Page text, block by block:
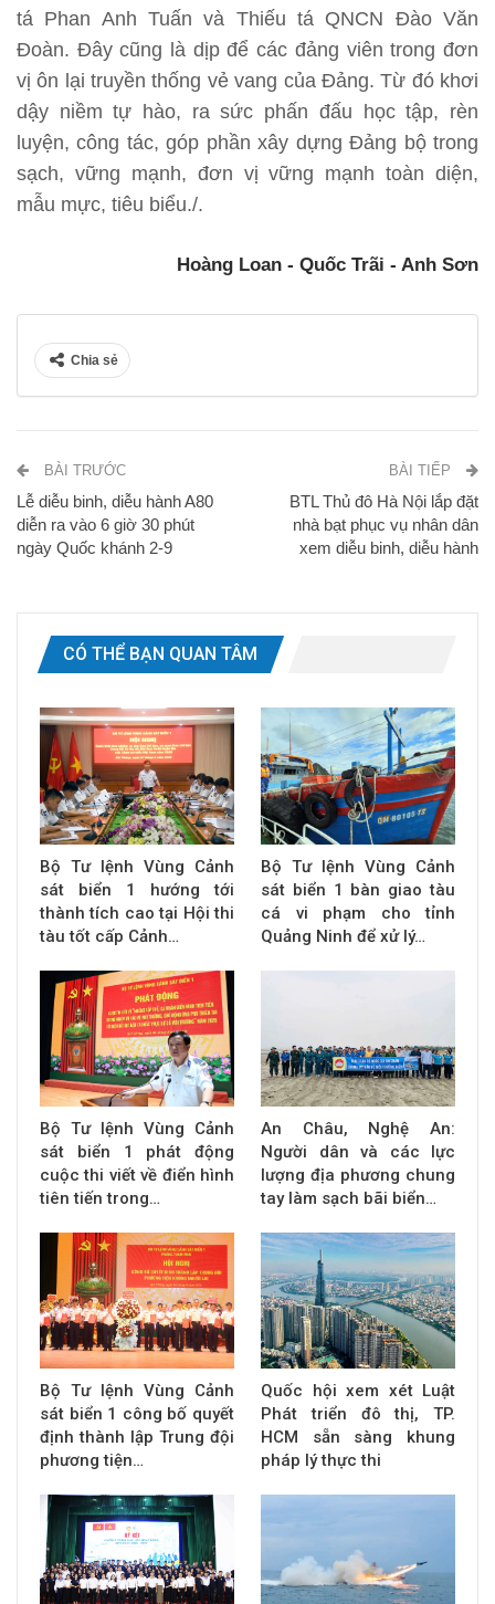
tá Phan Anh Tuấn và Thiếu tá QNCN Đào Văn
Đoàn. Đây cũng là dịp để các đảng viên trong đơn
vị ôn lại truyền thống vẻ vang của Đảng. Từ đó khơi
dậy niềm tự hào, ra sức phấn đấu học tập, rèn
luyện, công tác, góp phần xây dựng Đảng bộ trong
sạch, vững mạnh, đơn vị vững mạnh toàn diện,
mẫu mực, tiêu biểu./.
Hoàng Loan - Quốc Trãi - Anh Sơn
Chia sẻ
BÀI TRƯỚC
Lễ diễu binh, diễu hành A80
diễn ra vào 6 giờ 30 phút
ngày Quốc khánh 2-9
BÀI TIẾP
BTL Thủ đô Hà Nội lắp đặt
nhà bạt phục vụ nhân dân
xem diễu binh, diễu hành
CÓ THỂ BẠN QUAN TÂM
Bộ Tư lệnh Vùng Cảnh
sát biển 1 hướng tới
thành tích cao tại Hội thi
tàu tốt cấp Cảnh…
Bộ Tư lệnh Vùng Cảnh
sát biển 1 bàn giao tàu
cá vi phạm cho tỉnh
Quảng Ninh để xử lý…
Bộ Tư lệnh Vùng Cảnh
sát biển 1 phát động
cuộc thi viết về điển hình
tiên tiến trong…
An Châu, Nghệ An:
Người dân và các lực
lượng địa phương chung
tay làm sạch bãi biển…
Bộ Tư lệnh Vùng Cảnh
sát biển 1 công bố quyết
định thành lập Trung đội
phương tiện…
Quốc hội xem xét Luật
Phát triển đô thị, TP.
HCM sẵn sàng khung
pháp lý thực thi